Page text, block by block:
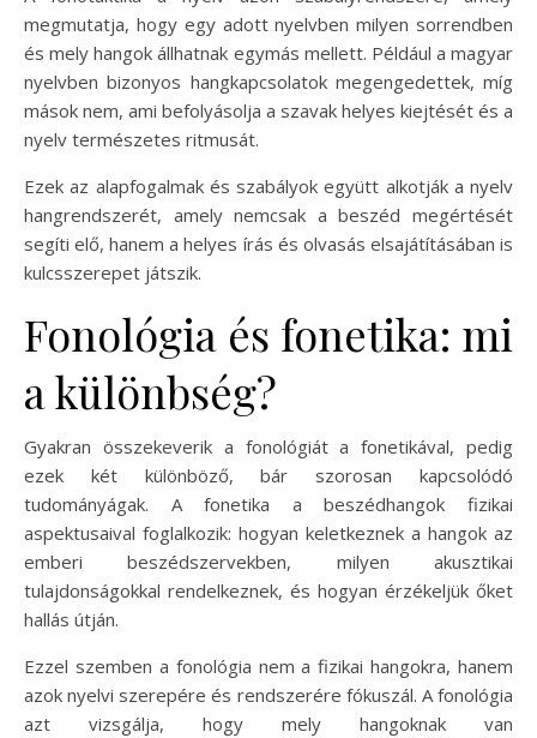
megmutatja, hogy egy adott nyelvben milyen sorrendben
és mely hangok állhatnak egymás mellett. Például a magyar
nyelvben bizonyos hangkapcsolatok megengedettek, míg
mások nem, ami befolyásolja a szavak helyes kiejtését és a
nyelv természetes ritmusát.
Ezek az alapfogalmak és szabályok együtt alkotják a nyelv
hangrendszerét, amely nemcsak a beszéd megértését
segíti elő, hanem a helyes írás és olvasás elsajátításában is
kulcsszerepet játszik.
Fonológia és fonetika: mi
a különbség?
Gyakran összekeverik a fonológiát a fonetikával, pedig
ezek két különböző, bár szorosan kapcsolódó
tudományágak. A fonetika a beszédhangok fizikai
aspektusaival foglalkozik: hogyan keletkeznek a hangok az
emberi beszédszervekben, milyen akusztikai
tulajdonságokkal rendelkeznek, és hogyan érzékeljük őket
hallás útján.
Ezzel szemben a fonológia nem a fizikai hangokra, hanem
azok nyelvi szerepére és rendszerére fókuszál. A fonológia
azt vizsgálja, hogy mely hangoknak van